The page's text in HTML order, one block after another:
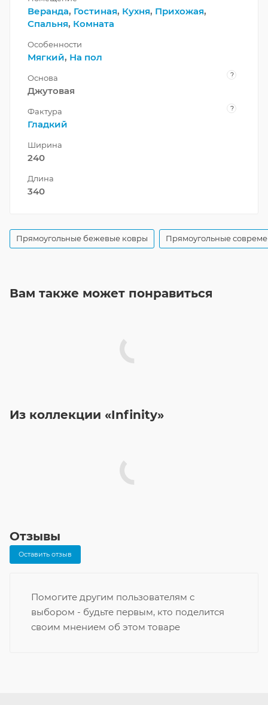
Веранда, Гостиная, Кухня, Прихожая,
Спальня, Комната
Особенности
Мягкий, На пол
Основа ?
Джутовая
Фактура ?
Гладкий
Ширина
240
Длина
340
Прямоугольные бежевые ковры Прямоугольные
Вам также может понравиться
Из коллекции «Infinity»
Отзывы
Оставить отзыв
Помогите другим пользователям с
выбором - будьте первым, кто поделится
своим мнением об этом товаре